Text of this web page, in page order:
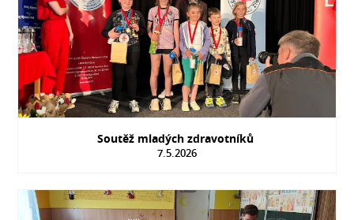
Soutěž mladých zdravotníků
7.5.2026